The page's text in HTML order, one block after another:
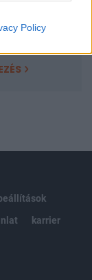
Policy
karrier